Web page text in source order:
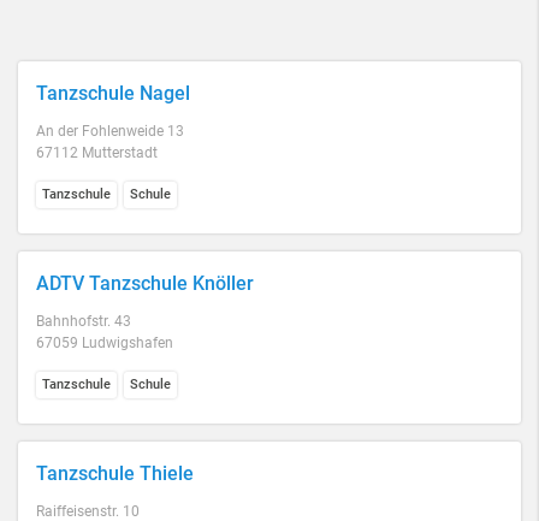
Tanzschule Nagel
An der Fohlenweide 13
67112 Mutterstadt
Tanzschule Schule
ADTV Tanzschule Knöller
Bahnhofstr. 43
67059 Ludwigshafen
Tanzschule Schule
Tanzschule Thiele
Raiffeisenstr. 10